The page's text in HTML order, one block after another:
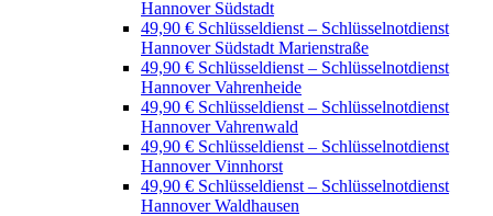
Hannover Südstadt
49,90 € Schlüsseldienst – Schlüsselnotdienst
Hannover Südstadt Marienstraße
49,90 € Schlüsseldienst – Schlüsselnotdienst
Hannover Vahrenheide
49,90 € Schlüsseldienst – Schlüsselnotdienst
Hannover Vahrenwald
49,90 € Schlüsseldienst – Schlüsselnotdienst
Hannover Vinnhorst
49,90 € Schlüsseldienst – Schlüsselnotdienst
Hannover Waldhausen